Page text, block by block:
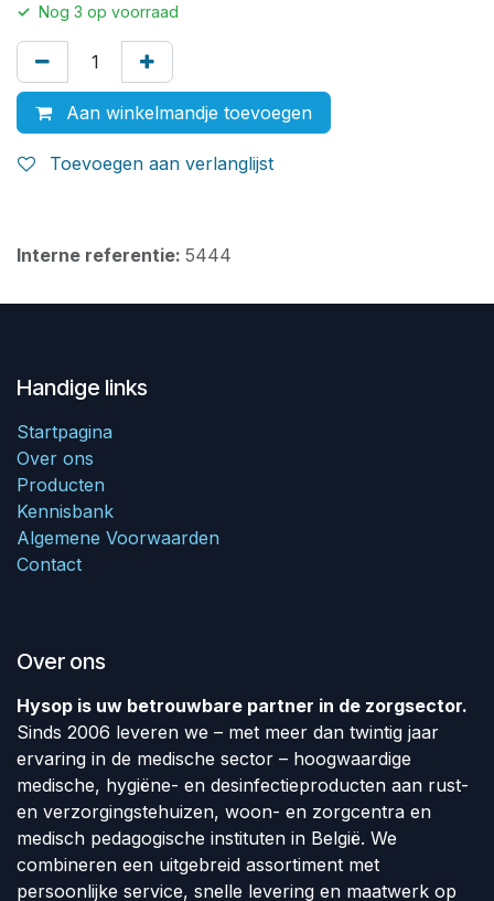
✓ Nog 3 op voorraad
Aan winkelmandje toevoegen
Toevoegen aan verlanglijst
Interne referentie: 5444
Handige links
Startpagina
Over ons
Producten
Kennisbank
Algemene Voorwaarden
Contact
Over ons
Hysop is uw betrouwbare partner in de zorgsector.
Sinds 2006 leveren we – met meer dan twintig jaar
ervaring in de medische sector – hoogwaardige
medische, hygiëne- en desinfectieproducten aan rust-
en verzorgingstehuizen, woon- en zorgcentra en
medisch pedagogische instituten in België. We
combineren een uitgebreid assortiment met
persoonlijke service, snelle levering en maatwerk op